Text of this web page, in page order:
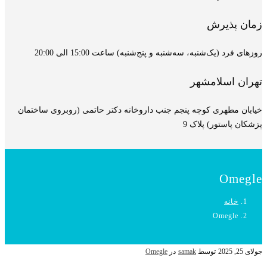
زمان پذیرش
روزهای فرد (یک‌شنبه، سه‌شنبه و پنج‌شنبه) ساعت 15:00 الی 20:00
تهران اسلامشهر
خیابان مطهری کوچه پنجم جنب داروخانه دکتر حاتمی (روبروی ساختمان
پزشکان پاستور) پلاک 9
Omegle
خانه
Omegle
جولای 25, 2025 توسط samak در Omegle